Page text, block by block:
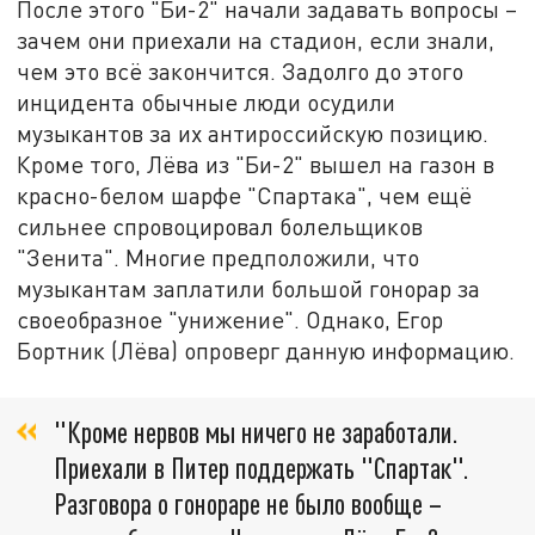
После этого "Би-2" начали задавать вопросы –
зачем они приехали на стадион, если знали,
чем это всё закончится. Задолго до этого
инцидента обычные люди осудили
музыкантов за их антироссийскую позицию.
Кроме того, Лёва из "Би-2" вышел на газон в
красно-белом шарфе "Спартака", чем ещё
сильнее спровоцировал болельщиков
"Зенита". Многие предположили, что
музыкантам заплатили большой гонорар за
своеобразное "унижение". Однако, Егор
Бортник (Лёва) опроверг данную информацию.
"Кроме нервов мы ничего не заработали.
Приехали в Питер поддержать "Спартак".
Разговора о гонораре не было вообще –